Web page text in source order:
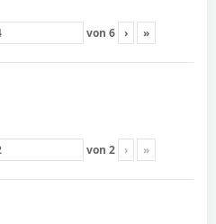
von 6 › »
von 2 › »